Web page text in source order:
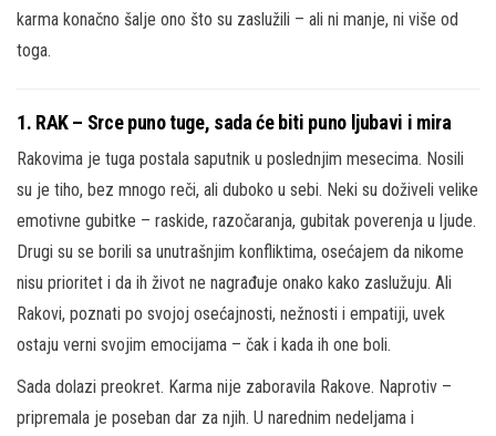
karma konačno šalje ono što su zaslužili – ali ni manje, ni više od
toga.
1. RAK – Srce puno tuge, sada će biti puno ljubavi i mira
Rakovima je tuga postala saputnik u poslednjim mesecima. Nosili
su je tiho, bez mnogo reči, ali duboko u sebi. Neki su doživeli velike
emotivne gubitke – raskide, razočaranja, gubitak poverenja u ljude.
Drugi su se borili sa unutrašnjim konfliktima, osećajem da nikome
nisu prioritet i da ih život ne nagrađuje onako kako zaslužuju. Ali
Rakovi, poznati po svojoj osećajnosti, nežnosti i empatiji, uvek
ostaju verni svojim emocijama – čak i kada ih one boli.
Sada dolazi preokret. Karma nije zaboravila Rakove. Naprotiv –
pripremala je poseban dar za njih. U narednim nedeljama i